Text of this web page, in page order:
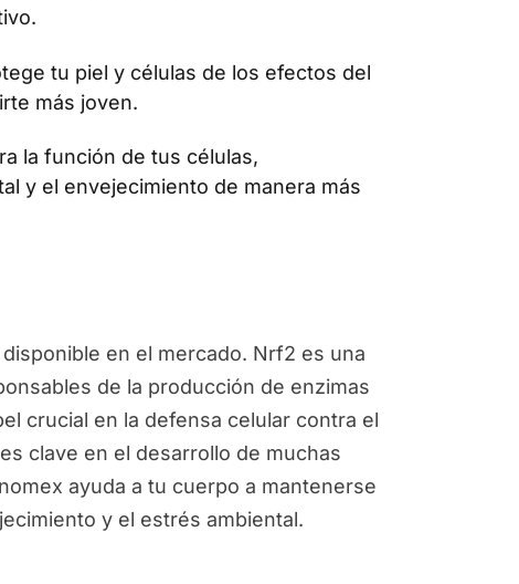
tu piel y células de los efectos del
más joven.
la función de tus células,
y el envejecimiento de manera más
en el mercado. Nrf2 es una
de la producción de enzimas
crucial en la defensa celular contra el
clave en el desarrollo de muchas
ayuda a tu cuerpo a mantenerse
y el estrés ambiental.